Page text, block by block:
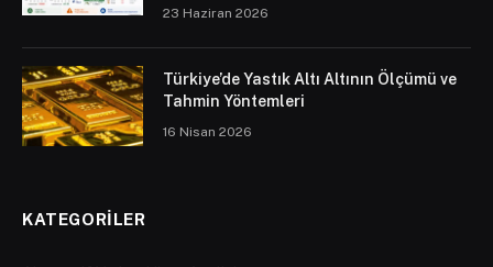
23 Haziran 2026
Türkiye’de Yastık Altı Altının Ölçümü ve
Tahmin Yöntemleri
16 Nisan 2026
KATEGORILER